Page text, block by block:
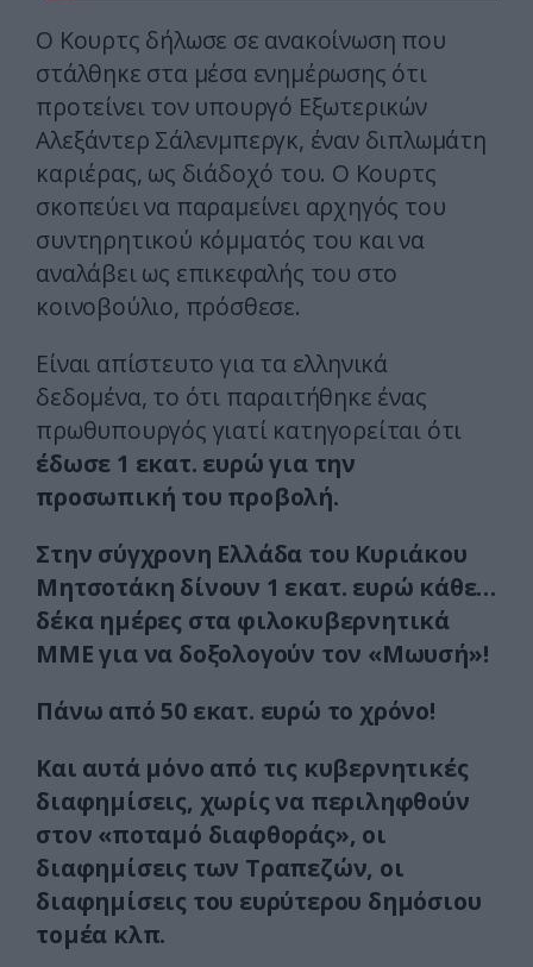
Ο Κουρτς δήλωσε σε ανακοίνωση που
στάλθηκε στα μέσα ενημέρωσης ότι
προτείνει τον υπουργό Εξωτερικών
Αλεξάντερ Σάλενμπεργκ, έναν διπλωμάτη
καριέρας, ως διάδοχό του. Ο Κουρτς
σκοπεύει να παραμείνει αρχηγός του
συντηρητικού κόμματός του και να
αναλάβει ως επικεφαλής του στο
κοινοβούλιο, πρόσθεσε.
Είναι απίστευτο για τα ελληνικά
δεδομένα, το ότι παραιτήθηκε ένας
πρωθυπουργός γιατί κατηγορείται ότι
έδωσε 1 εκατ. ευρώ για την
προσωπική του προβολή.
Στην σύγχρονη Ελλάδα του Κυριάκου
Μητσοτάκη δίνουν 1 εκατ. ευρώ κάθε…
δέκα ημέρες στα φιλοκυβερνητικά
ΜΜΕ για να δοξολογούν τον «Μωυσή»!
Πάνω από 50 εκατ. ευρώ το χρόνο!
Και αυτά μόνο από τις κυβερνητικές
διαφημίσεις, χωρίς να περιληφθούν
στον «ποταμό διαφθοράς», οι
διαφημίσεις των Τραπεζών, οι
διαφημίσεις του ευρύτερου δημόσιου
τομέα κλπ.